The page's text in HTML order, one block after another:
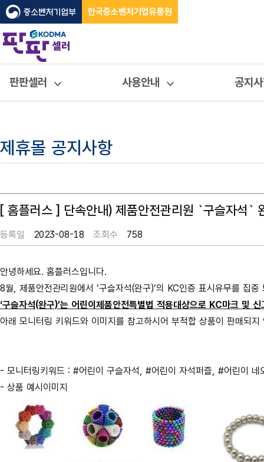
한국중소벤처기업유통원
판판셀러 사용안내 공지
제휴몰 공지사항
[ 홈플러스 ] 단속안내) 제품안전관리원 `구슬자석`
등록일 2023-08-18 조회수 758
안녕하세요. 홈플러스입니다.
8월, 제품안전관리원에서 ‘구슬자석(완구)’의 KC인증 표시유무를 집
‘구슬자석(완구)’는 어린이제품안전특별법 적용대상으로 KC마크 및
아래 모니터링 키워드와 이미지를 참고하시어 부적합 상품이 판매되
- 모니터링키워드 : #어린이 구슬자석, #어린이 자석퍼즐, #어린이
- 상품 예시이미지